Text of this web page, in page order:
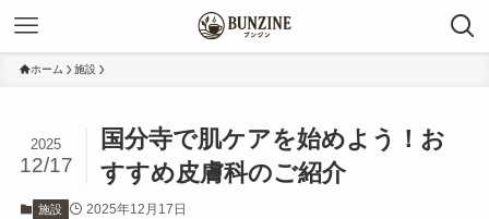
ホーム 施設
国分寺で肌ケアを始めよう！お
すすめ皮膚科のご紹介
2025
12/17
施設 2025年12月17日